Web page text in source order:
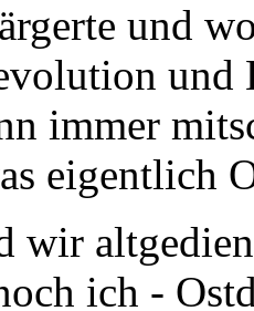
und
immer
eigentlich
wir
ich -